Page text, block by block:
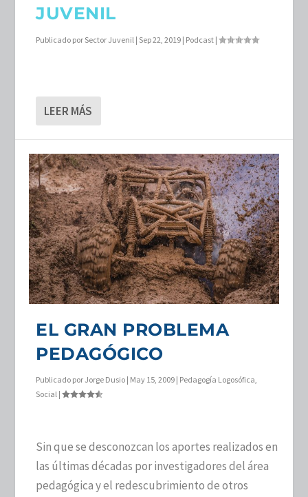
JUVENIL
Publicado por Sector Juvenil | Sep 22, 2019 | Podcast |
LEER MÁS
EL GRAN PROBLEMA
PEDAGÓGICO
Publicado por Jorge Dusio | May 15, 2009 | Pedagogía Logosófica
Social |
Sin que se desconozcan los aportes realizados en
las últimas décadas por investigadores del área
pedagógica y el redescubrimiento de otros